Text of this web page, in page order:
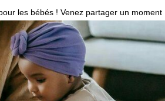
les bébés ! Venez partager un moment